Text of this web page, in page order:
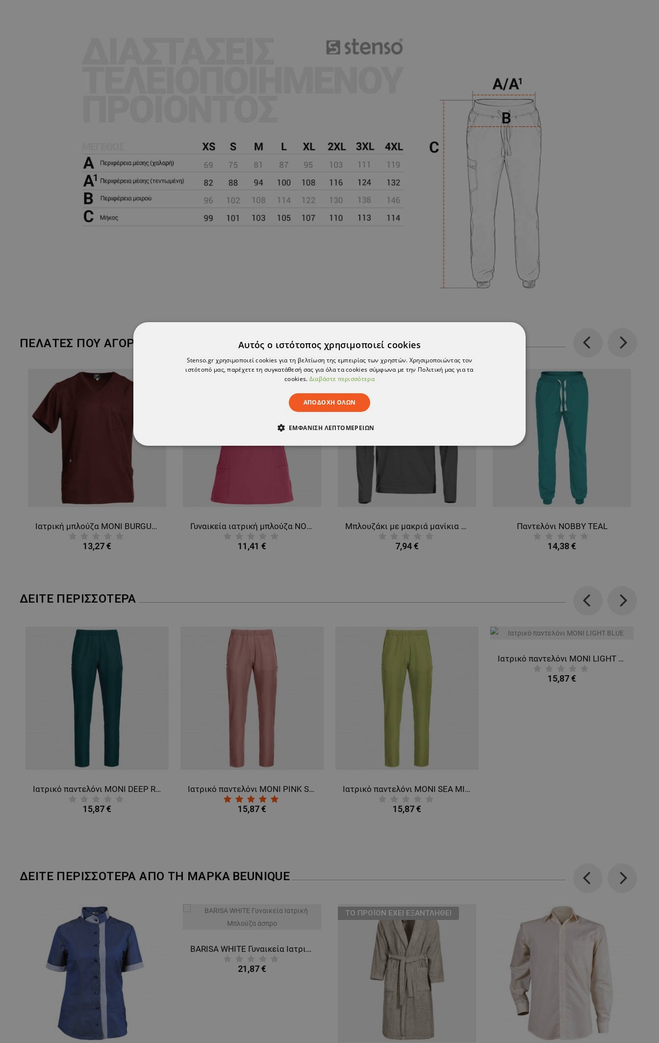
ΠΕΛΆΤΕΣ ΠΟΥ ΑΓΌΡΑΣΑΝ ΑΥΤΌ ΤΟ ΠΡΟΪΌΝ, ΑΓΌΡΑΣΑΝ ΕΠΊΣΗΣ:
Previous
Ιατρική μπλούζα MONI BURGUNDY
13,27 €
Γυναικεία ιατρική μπλούζα NOBBY FUCHSIA
11,41 €
Μπλουζάκι με μακριά μανίκια STENSO KAOS GREY
7,94 €
Παντελόνι NOBBY TEAL
14,38 €
Next
ΔΕΊΤΕ ΠΕΡΙΣΣΌΤΕΡΑ
Previous
Ιατρικό παντελόνι MONI DEEP REEF
15,87 €
Ιατρικό παντελόνι MONI PINK SAND
15,87 €
Ιατρικό παντελόνι MONI SEA MIST
15,87 €
Ιατρικό παντελόνι MONI LIGHT BLUE
15,87 €
Next
ΔΕΙΤΕ ΠΕΡΙΣΣΟΤΕΡΑ ΑΠΟ ΤΗ ΜΑΡΚΑ BEUNIQUE
Previous
BARISA WHITE Γυναικεία Ιατρική Μπλούζα άσπρο
21,87 €
ТΟ ΠΡΟΪΌΝ ΈΧΕΙ ΕΞΑΝΤΛΗΘΕΊ
Next
Αυτός ο ιστότοπος χρησιμοποιεί cookies
Stenso.gr χρησιμοποιεί cookies για τη βελτίωση της εμπειρίας των χρηστών. Χρησιμοποιώντας τον
ιστότοπό μας, παρέχετε τη συγκατάθεσή σας για όλα τα cookies σύμφωνα με την Πολιτική μας για τα
cookies. Διαβάστε περισσότερα
ΑΠΟΔΟΧΉ ΌΛΩΝ
ΕΜΦΆΝΙΣΗ ΛΕΠΤΟΜΕΡΕΙΏΝ
ΑΠΟΛΎΤΩΣ ΑΠΑΡΑΊΤΗΤΑ ΑΠΌΔΟΣΗΣ ΛΕΙΤΟΥΡΓΙΚΌΤΗΤΑΣ
ΜΗ ΤΑΞΙΝΟΜΗΜΈΝΑ